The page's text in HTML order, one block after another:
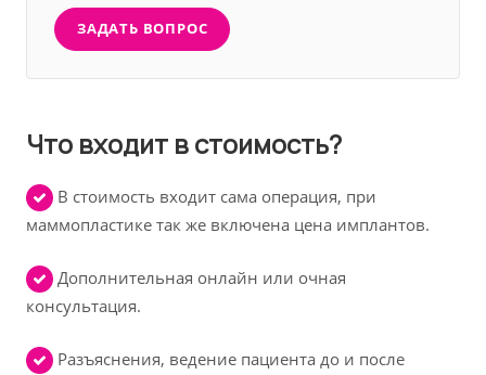
ЗАДАТЬ ВОПРОС
Что входит в стоимость?
В стоимость входит сама операция, при
маммопластике так же включена цена имплантов.
Дополнительная онлайн или очная
консультация.
Разъяснения, ведение пациента до и после